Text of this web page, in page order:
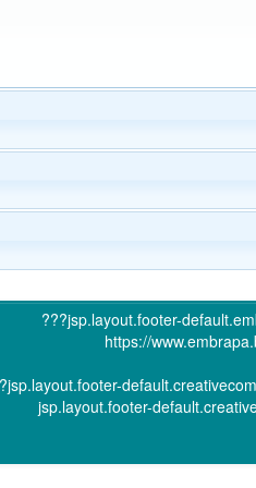
???jsp.layout.footer-
https://
jsp.layout.footer-